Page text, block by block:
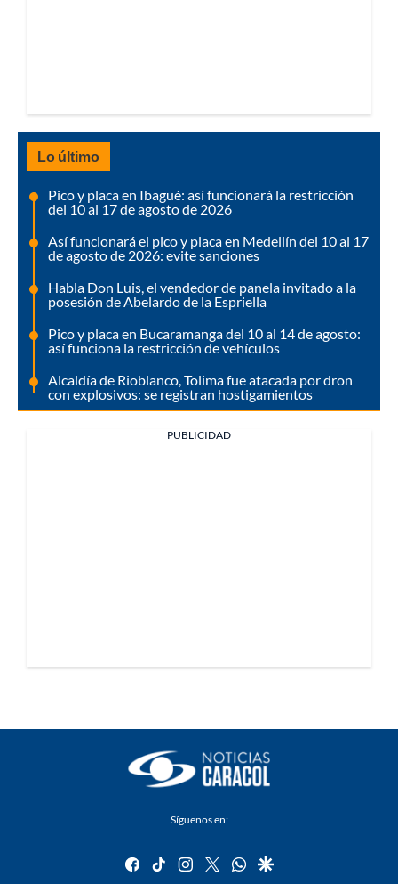
Lo último
Pico y placa en Ibagué: así funcionará la restricción
del 10 al 17 de agosto de 2026
Así funcionará el pico y placa en Medellín del 10 al 17
de agosto de 2026: evite sanciones
Habla Don Luis, el vendedor de panela invitado a la
posesión de Abelardo de la Espriella
Pico y placa en Bucaramanga del 10 al 14 de agosto:
así funciona la restricción de vehículos
Alcaldía de Rioblanco, Tolima fue atacada por dron
con explosivos: se registran hostigamientos
PUBLICIDAD
Síguenos en:
facebook
tiktok instagram
twitterwhatsapp
google